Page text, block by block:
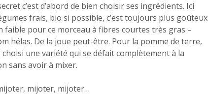
c’est d’abord de bien choisir ses ingrédients. Ici
frais, bio si possible, c’est toujours plus goûteux
faible pour ce morceau à fibres courtes très gras –
hélas. De la joue peut-être. Pour la pomme de terre,
une variété qui se défait complètement à la
sans avoir à mixer.
mijoter, mijoter…